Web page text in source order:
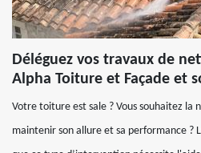
Déléguez vos travaux de
Alpha Toiture et Façade et
Votre toiture est sale ? Vous souhaitez la
maintenir son allure et sa performance ?